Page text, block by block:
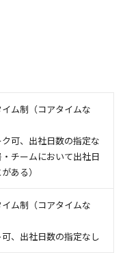
ム制（コアタイムな
可、出社日数の指定な
チームにおいて出社日
ある）
ム制（コアタイムな
、出社日数の指定なし